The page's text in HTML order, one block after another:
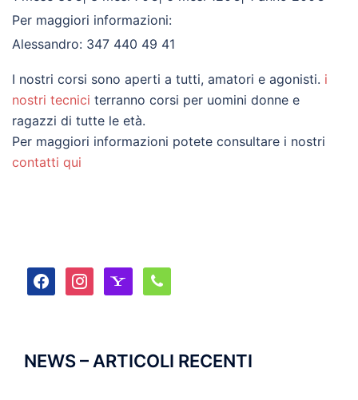
Per maggiori informazioni:
Alessandro: 347 440 49 41
I nostri corsi sono aperti a tutti, amatori e agonisti. i
nostri tecnici terranno corsi per uomini donne e
ragazzi di tutte le età.
Per maggiori informazioni potete consultare i nostri
contatti qui
facebookinstagram
yahoo phone
NEWS – ARTICOLI RECENTI